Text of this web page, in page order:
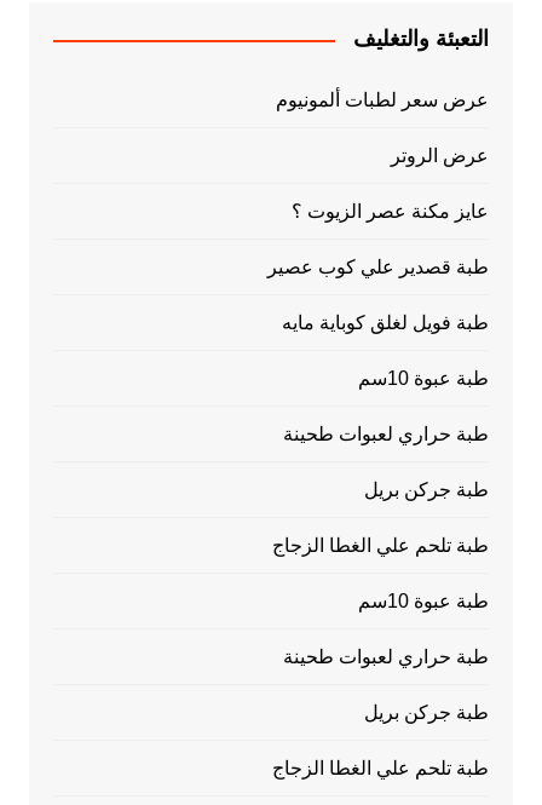
التعبئة والتغليف
عرض سعر لطبات ألمونيوم
عرض الروتر
عايز مكنة عصر الزيوت ؟
طبة قصدير علي كوب عصير
طبة فويل لغلق كوباية مايه
طبة عبوة 10سم
طبة حراري لعبوات طحينة
طبة جركن بريل
طبة تلحم علي الغطا الزجاج
طبة عبوة 10سم
طبة حراري لعبوات طحينة
طبة جركن بريل
طبة تلحم علي الغطا الزجاج